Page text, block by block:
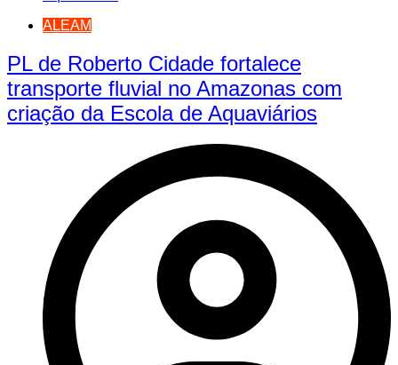
ALEAM
PL de Roberto Cidade fortalece
transporte fluvial no Amazonas com
criação da Escola de Aquaviários